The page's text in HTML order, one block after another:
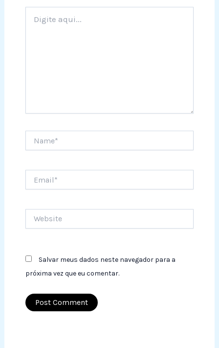
aqui...
Salvar meus dados neste navegador para a
próxima vez que eu comentar.